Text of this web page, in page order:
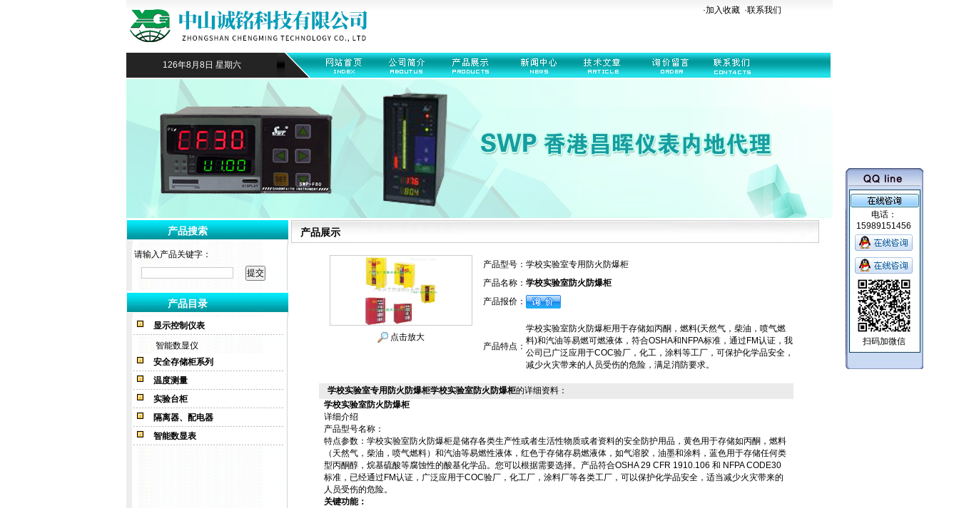
·加入收藏 ·联系我们
126年8月8日 星期六
产品搜索
请输入产品关键字：
产品目录
显示控制仪表
智能数显仪
安全存储柜系列
温度测量
实验台柜
隔离器、配电器
智能数显表
产品展示
点击放大
产品型号： 学校实验室专用防火防爆柜
产品名称： 学校实验室防火防爆柜
产品报价：
产品特点：
学校实验室防火防爆柜用于存储如丙酮，燃料(天然气，柴油，喷气燃
料)和汽油等易燃可燃液体，符合OSHA和NFPA标准，通过FM认证，我
公司已广泛应用于COC验厂，化工，涂料等工厂，可保护化学品安全，
减少火灾带来的人员受伤的危险，满足消防要求。
学校实验室专用防火防爆柜学校实验室防火防爆柜的详细资料：
学校实验室防火防爆柜
详细介绍
产品型号名称：
特点参数： 学校实验室防火防爆柜是储存各类生产性或者生活性物质或者资料的安全防护用品，黄色用于存储如丙酮，燃料
（天然气，柴油，喷气燃料）和汽油等易燃性液体，红色于存储存易燃液体，如气溶胶，油墨和涂料，蓝色用于存储任何类
型丙酮醇，烷基硫酸等腐蚀性的酸基化学品。您可以根据需要选择。产品符合OSHA 29 CFR 1910.106 和 NFPA CODE30
标准，已经通过FM认证，广泛应用于COC验厂，化工厂，涂料厂等各类工厂，可以保护化学品安全，适当减少火灾带来的
人员受伤的危险。
关键功能：
电话：
15989151456
扫码加微信